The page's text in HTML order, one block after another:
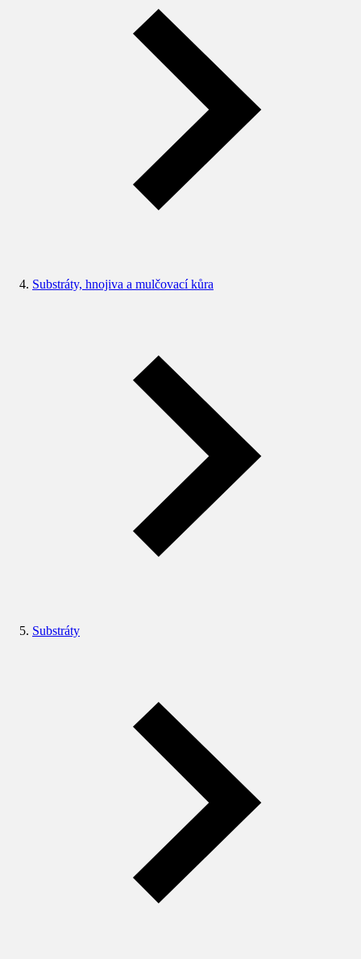
Substráty, hnojiva a mulčovací kůra
Substráty